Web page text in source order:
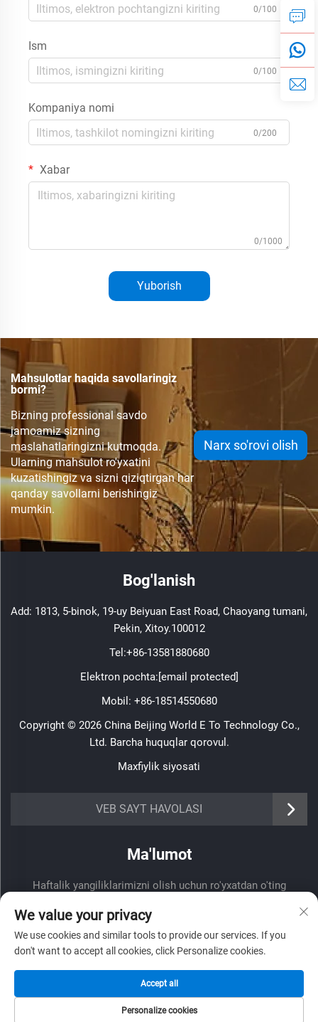
0/100
Ism
0/100
Kompaniya nomi
0/200
Xabar
0/1000
Yuborish
Mahsulotlar haqida savollaringiz
bormi?
Bizning professional savdo
jamoamiz sizning
maslahatlaringizni kutmoqda.
Ularning mahsulot ro'yxatini
kuzatishingiz va sizni qiziqtirgan har
qanday savollarni berishingiz
mumkin.
Narx so'rovi olish
Bog'lanish
Add: 1813, 5-binok, 19-uy Beiyuan East Road, Chaoyang tumani,
Pekin, Xitoy.100012
Tel:+86-13581880680
Elektron pochta:[email protected]
Mobil: +86-18514550680
Copyright © 2026 China Beijing World E To Technology Co.,
Ltd. Barcha huquqlar qorovul.
Maxfiylik siyosati
VEB SAYT HAVOLASI
Ma'lumot
Haftalik yangiliklarimizni olish uchun ro'yxatdan o'ting
We value your privacy
We use cookies and similar tools to provide our services. If you
don't want to accept all cookies, click Personalize cookies.
Personalize cookies
Accept all